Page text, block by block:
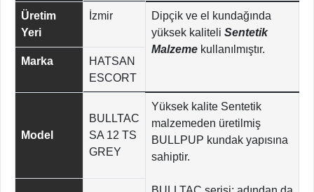
Üretim
Yeri
İzmir
Dipçik ve el kundağında
yüksek kaliteli Sentetik
Malzeme kullanılmıştır.
Marka
HATSAN
ESCORT
Model
BULLTAC
SA 12 TS
GREY
Yüksek kalite Sentetik
malzemeden üretilmiş
BULLPUP kundak yapısına
sahiptir.